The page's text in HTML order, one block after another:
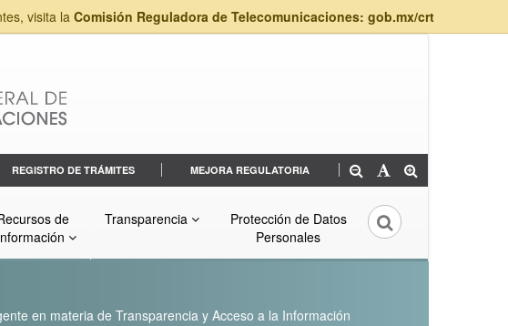
visita la Comisión Reguladora de Telecomunicaciones: gob.mx/crt
REGISTRO DE TRÁMITES MEJORA REGULATORIA
de
Transparencia
Protección de Datos
Personales
en materia de Transparencia y Acceso a la Información